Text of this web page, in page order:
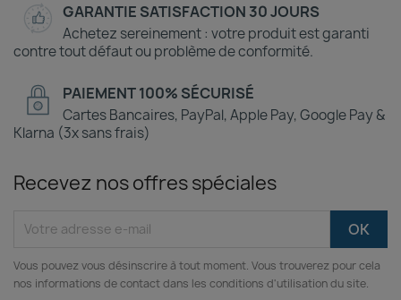
GARANTIE SATISFACTION 30 JOURS
Achetez sereinement : votre produit est garanti
contre tout défaut ou problème de conformité.
PAIEMENT 100% SÉCURISÉ
Cartes Bancaires, PayPal, Apple Pay, Google Pay &
Klarna (3x sans frais)
Recevez nos offres spéciales
Vous pouvez vous désinscrire à tout moment. Vous trouverez pour cela
nos informations de contact dans les conditions d'utilisation du site.